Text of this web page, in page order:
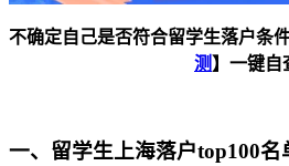
不确定自己是否符合留学生落户条
测】一键自
一、留学生上海落户top100